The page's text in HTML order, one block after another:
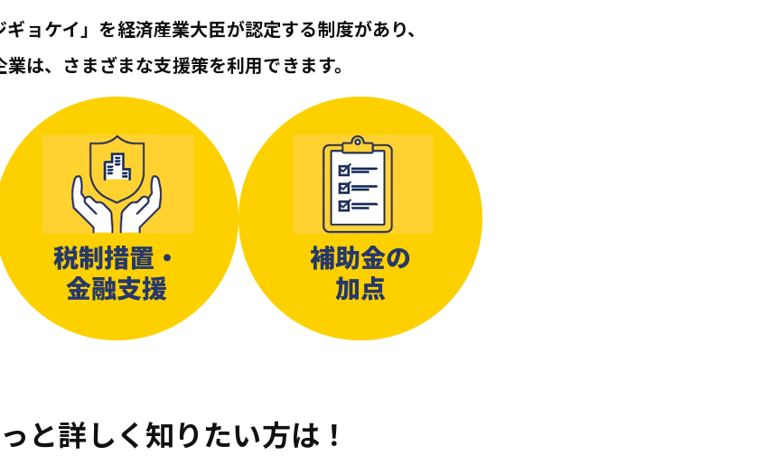
ョケイ」を経済産業大臣が認定する制度があり、
は、 さまざまな支援策を利用できます。
と詳しく知りたい方は！